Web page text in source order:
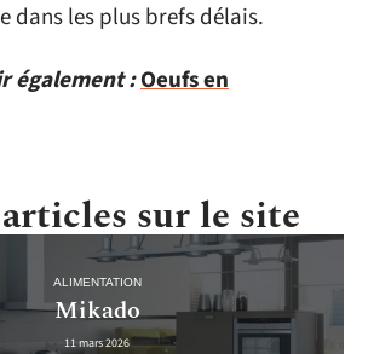
dans les plus brefs délais.
également :Oeufs en
sur le site
ALIMENTATION
Mikado
11 mars 2026